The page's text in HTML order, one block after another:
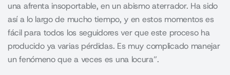
una afrenta insoportable, en un abismo aterrador. Ha sido
así a lo largo de mucho tiempo, y en estos momentos es
fácil para todos los seguidores ver que este proceso ha
producido ya varias pérdidas. Es muy complicado manejar
un fenómeno que a veces es una locura”.